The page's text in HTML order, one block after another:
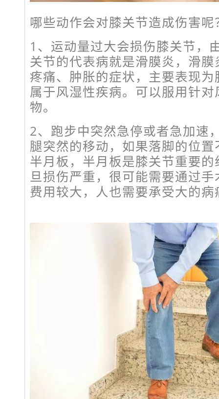
哪些动作会对膝关节造成伤害呢
1、运动量过大会损伤膝关节，
关节的代表病就是滑膜炎，滑
疼痛、肿胀的症状，主要表现
属于风湿性疾病。可以服用针
物。
2、跑步中突然急停或者急加速
腿突然的移动，如果落脚的位
半月板，半月板是膝关节重要
旦损伤严重，很可能需要通过
费用较大，人也需要承受大的病